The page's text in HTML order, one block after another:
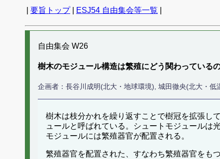
要旨トップ| ESJ54 自由集会等一覧
自由集会 W26
樹木のモジュール構造は繁殖にどう関わっている
企画者：長谷川成明(北大・地球環境), 城田徹央(北大・低
樹木は枝分かれを繰り返すことで樹冠を拡張し
ュールと呼ばれている。シュートモジュールは
モジュールには繁殖器官が配置される。
繁殖器官を配置された、すなわち繁殖器官をも